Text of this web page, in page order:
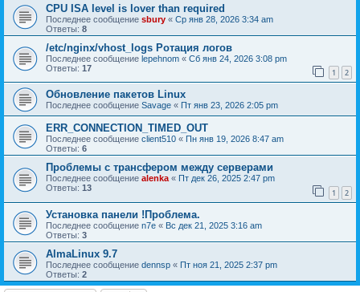
CPU ISA level is lover than required
Последнее сообщение sbury « Ср янв 28, 2026 3:34 am
Ответы: 8
/etc/nginx/vhost_logs Ротация логов
Последнее сообщение lepehnom « Сб янв 24, 2026 3:08 pm
Ответы: 17 1 2
Обновление пакетов Linux
Последнее сообщение Savage « Пт янв 23, 2026 2:05 pm
ERR_CONNECTION_TIMED_OUT
Последнее сообщение client510 « Пн янв 19, 2026 8:47 am
Ответы: 6
Проблемы с трансфером между серверами
Последнее сообщение alenka« Пт дек 26, 2025 2:47 pm
Ответы: 13 1 2
Установка панели !Проблема.
Последнее сообщение n7e « Вс дек 21, 2025 3:16 am
Ответы: 3
AlmaLinux 9.7
Последнее сообщение dennsp « Пт ноя 21, 2025 2:37 pm
Ответы: 2